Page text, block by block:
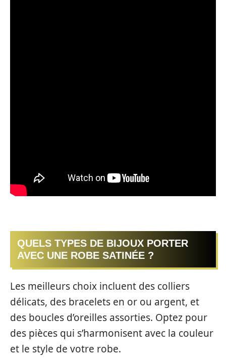
QUELS TYPES DE BIJOUX PORTER
AVEC UNE ROBE SATINÉE ?
Les meilleurs choix incluent des colliers
délicats, des bracelets en or ou argent, et
des boucles d’oreilles assorties. Optez pour
des pièces qui s’harmonisent avec la couleur
et le style de votre robe.